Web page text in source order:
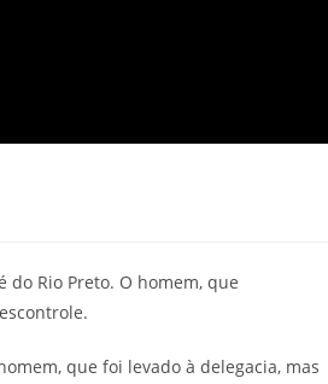
do Rio Preto. O homem, que
que foi levado à delegacia, mas